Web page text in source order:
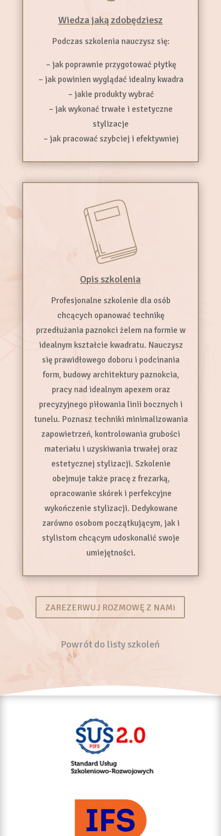
Wiedza jaką zdobędziesz
Podczas szkolenia nauczysz się:
– jak poprawnie przygotować płytkę
– jak powinien wyglądać idealny kwadra
– jakie produkty wybrać
– jak wykonać trwałe i estetyczne
stylizacje
– jak pracować szybciej i efektywniej
Opis szkolenia
Profesjonalne szkolenie dla osób
chcących opanować technikę
przedłużania paznokci żelem na formie w
idealnym kształcie kwadratu. Nauczysz
się prawidłowego doboru i podcinania
form, budowy architektury paznokcia,
pracy nad idealnym apexem oraz
precyzyjnego piłowania linii bocznych i
tunelu. Poznasz techniki minimalizowania
zapowietrzeń, kontrolowania grubości
materiału i uzyskiwania trwałej oraz
estetycznej stylizacji. Szkolenie
obejmuje także pracę z frezarką,
opracowanie skórek i perfekcyjne
wykończenie stylizacji. Dedykowane
zarówno osobom początkującym, jak i
stylistom chcącym udoskonalić swoje
umiejętności.
ZAREZERWUJ ROZMOWĘ Z NAMi
Powrót do listy szkoleń